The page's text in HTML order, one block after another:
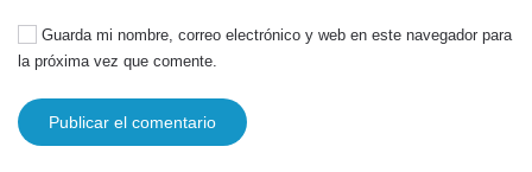
Guarda mi nombre, correo electrónico y web en este navegador para
la próxima vez que comente.
Publicar el comentario